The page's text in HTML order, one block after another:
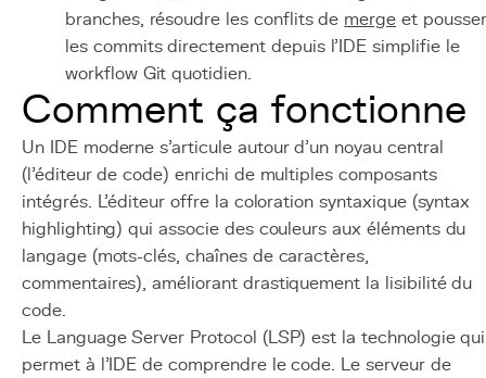
branches, résoudre les conflits de merge et pousser
les commits directement depuis l'IDE simplifie le
workflow Git quotidien.
Comment ça fonctionne
Un IDE moderne s'articule autour d'un noyau central
(l'éditeur de code) enrichi de multiples composants
intégrés. L'éditeur offre la coloration syntaxique (syntax
highlighting) qui associe des couleurs aux éléments du
langage (mots-clés, chaînes de caractères,
commentaires), améliorant drastiquement la lisibilité du
code.
Le Language Server Protocol (LSP) est la technologie qui
permet à l'IDE de comprendre le code. Le serveur de